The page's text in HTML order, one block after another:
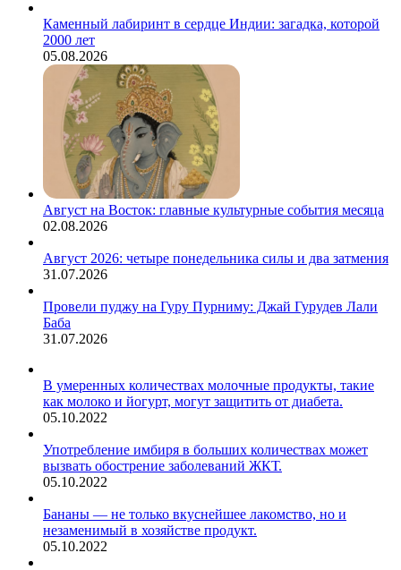
Каменный лабиринт в сердце Индии: загадка, которой
2000 лет
05.08.2026
Август на Восток: главные культурные события месяца
02.08.2026
Август 2026: четыре понедельника силы и два затмения
31.07.2026
Провели пуджу на Гуру Пурниму: Джай Гурудев Лали
Баба
31.07.2026
В умеренных количествах молочные продукты, такие
как молоко и йогурт, могут защитить от диабета.
05.10.2022
Употребление имбиря в больших количествах может
вызвать обострение заболеваний ЖКТ.
05.10.2022
Бананы — не только вкуснейшее лакомство, но и
незаменимый в хозяйстве продукт.
05.10.2022